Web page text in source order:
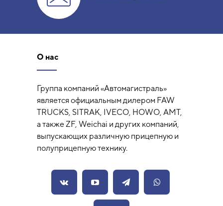
О нас
Группа компаний «Автомагистраль»
является официальным дилером FAW
TRUCKS, SITRAK, IVECO, HOWO, AMT,
а также ZF, Weichai и других компаний,
выпускающих различную прицепную и
полуприцепную технику.